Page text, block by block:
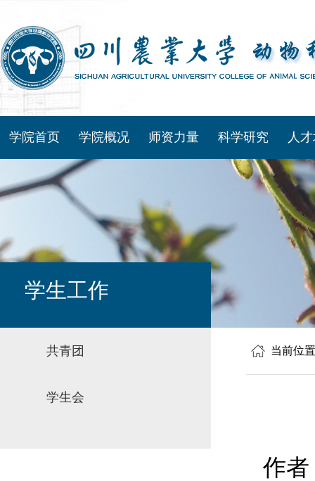
学院首页 学院概况 师资力量 科学研究 人
学生工作
共青团
学生会
当前位
作者